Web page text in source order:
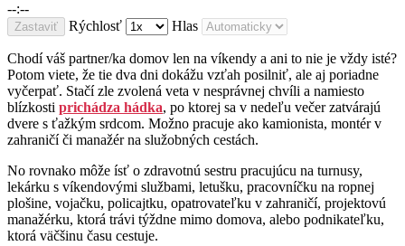
--:--
Zastaviť Rýchlosť Hlas
Chodí váš partner/ka domov len na víkendy a ani to nie je vždy isté?
Potom viete, že tie dva dni dokážu vzťah posilniť, ale aj poriadne
vyčerpať. Stačí zle zvolená veta v nesprávnej chvíli a namiesto
blízkosti prichádza hádka, po ktorej sa v nedeľu večer zatvárajú
dvere s ťažkým srdcom. Možno pracuje ako kamionista, montér v
zahraničí či manažér na služobných cestách.
No rovnako môže ísť o zdravotnú sestru pracujúcu na turnusy,
lekárku s víkendovými službami, letušku, pracovníčku na ropnej
plošine, vojačku, policajtku, opatrovateľku v zahraničí, projektovú
manažérku, ktorá trávi týždne mimo domova, alebo podnikateľku,
ktorá väčšinu času cestuje.